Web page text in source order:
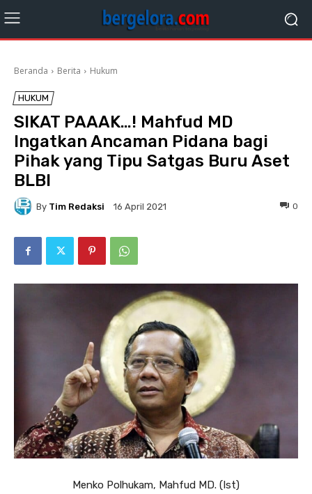
Beranda Berita Hukum
HUKUM
SIKAT PAAAK…! Mahfud MD
Ingatkan Ancaman Pidana bagi
Pihak yang Tipu Satgas Buru Aset
BLBI
By Tim Redaksi 16 April 2021 0
Menko Polhukam, Mahfud MD. (Ist)